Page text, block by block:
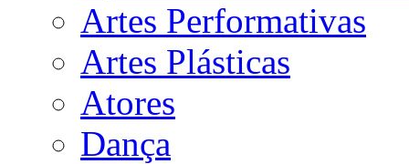
Artes Performativas
Artes Plásticas
Atores
Dança